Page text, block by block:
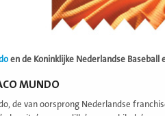
en de Koninklijke Nederlandse Baseball
MUNDO
de van oorsprong Nederlandse